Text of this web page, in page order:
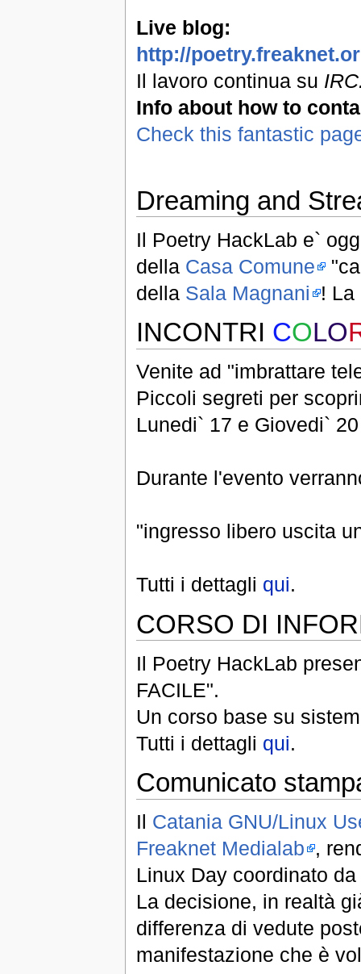
Live blog:
http://
Il lavoro continua su
Info about how to
Check this fantastic
Dreaming and
Il Poetry HackLab e`
della Casa Comune
della Sala Magnani ! La
INCONTRI COLO
Venite ad "imbrattare
Piccoli segreti per
Lunedi` 17 e Giovedi`
Durante l'evento
"ingresso libero uscita
Tutti i dettagli qui.
CORSO DI
Il Poetry HackLab
FACILE".
Un corso base su
Tutti i dettagli qui.
Comunicato
Il Catania GNU/Linux
Freaknet Medialab ,
Linux Day coordinato
La decisione, in realtà
differenza di vedute
manifestazione che è